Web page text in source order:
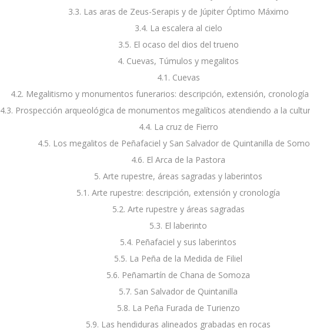
3.3. Las aras de Zeus-Serapis y de Júpiter Óptimo Máximo
3.4. La escalera al cielo
3.5. El ocaso del dios del trueno
4. Cuevas, Túmulos y megalitos
4.1. Cuevas
4.2. Megalitismo y monumentos funerarios: descripción, extensión,
4.3. Prospección arqueológica de monumentos megalíticos atendiendo a la
4.4. La cruz de Fierro
4.5. Los megalitos de Peñafaciel y San Salvador de Quintanilla de
4.6. El Arca de la Pastora
5. Arte rupestre, áreas sagradas y laberintos
5.1. Arte rupestre: descripción, extensión y cronología
5.2. Arte rupestre y áreas sagradas
5.3. El laberinto
5.4. Peñafaciel y sus laberintos
5.5. La Peña de la Medida de Filiel
5.6. Peñamartín de Chana de Somoza
5.7. San Salvador de Quintanilla
5.8. La Peña Furada de Turienzo
5.9. Las hendiduras alineados grabadas en rocas